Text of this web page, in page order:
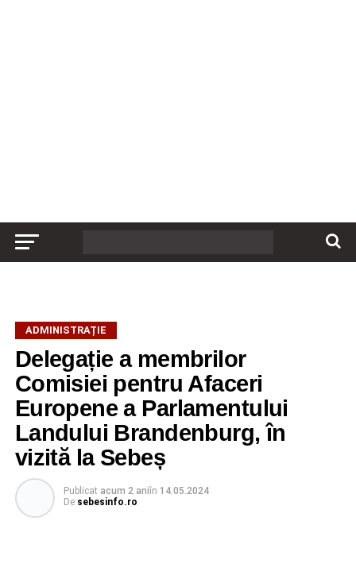
ADMINISTRAȚIE
Delegație a membrilor
Comisiei pentru Afaceri
Europene a Parlamentului
Landului Brandenburg, în
vizită la Sebeș
Publicat acum 2 aniîn 14.05.2024
De sebesinfo.ro